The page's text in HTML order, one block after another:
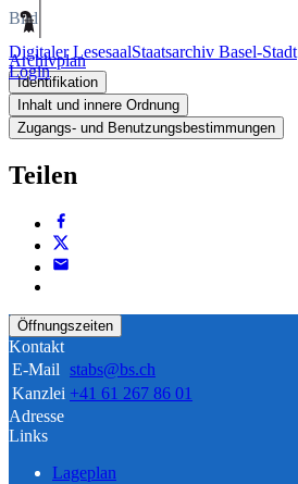
Digitaler LesesaalStaatsarchiv Basel-Stadt
Login
Bild
Archivplan
Identifikation
Inhalt und innere Ordnung
Zugangs- und Benutzungsbestimmungen
Teilen
Öffnungszeiten
Kontakt
E-Mail stabs@bs.ch
Kanzlei +41 61 267 86 01
Adresse
Links
Lageplan